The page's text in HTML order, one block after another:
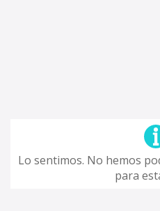
Lo sentimos. No hemos
para